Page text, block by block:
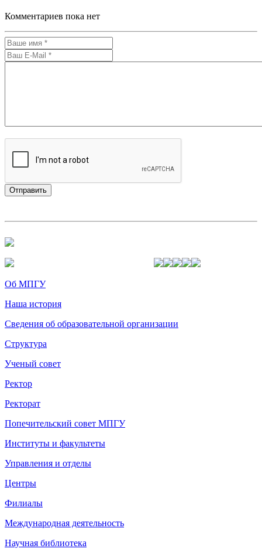
Комментариев пока нет
Об МПГУ
Наша история
Сведения об образовательной организации
Структура
Ученый совет
Ректор
Ректорат
Попечительский совет МПГУ
Институты и факультеты
Управления и отделы
Центры
Филиалы
Международная деятельность
Научная библиотека